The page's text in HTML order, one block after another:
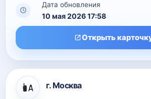
Дата обновления
10 мая 2026 17:58
Открыть
г. Москва